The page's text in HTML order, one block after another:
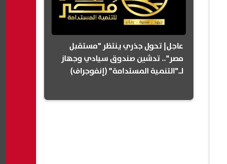
عاجل| تحول جذري ينتظر "مستقبل
مصر".. تدشين صندوق سيادي وجهاز
لـ"التنمية المستدامة" (إنفوجراف)